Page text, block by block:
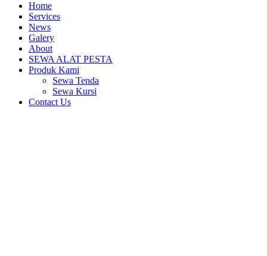
Home
Services
News
Galery
About
SEWA ALAT PESTA
Produk Kami
Sewa Tenda
Sewa Kursi
Contact Us